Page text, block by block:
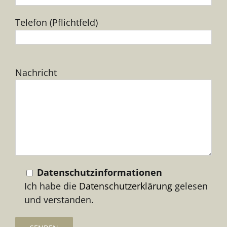
Telefon (Pflichtfeld)
lasse
Nachricht
Datenschutzinformationen
Ich habe die Datenschutzerklärung gelesen
und verstanden.